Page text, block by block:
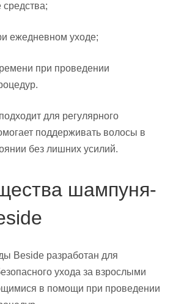
ежедневном уходе;
при проведении
для регулярного
поддерживать волосы в
без лишних усилий.
шампуня-
Beside разработан для
ухода за взрослыми
в помощи при проведении